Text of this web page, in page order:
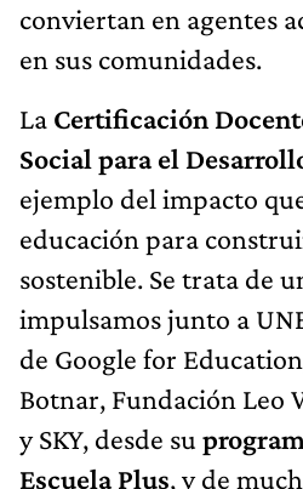
conviertan en agentes
en sus comunidades.
La Certificación
Social para el
ejemplo del impacto
educación para
sostenible. Se trata de
impulsamos junto a
de Google for
Botnar, Fundación Leo
y SKY, desde su
Escuela Plus, y de